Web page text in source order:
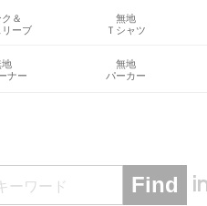
ク＆
リーブ
無地
Ｔシャツ
地
ナー
無地
パーカー